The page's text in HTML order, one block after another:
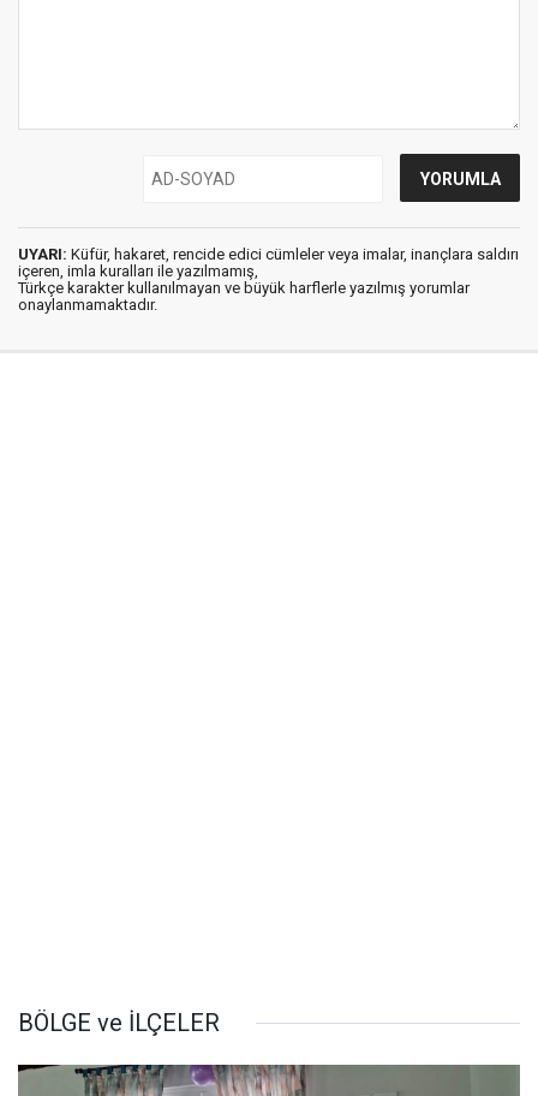
UYARI: Küfür, hakaret, rencide edici cümleler veya imalar, inançlara saldırı
içeren, imla kuralları ile yazılmamış,
Türkçe karakter kullanılmayan ve büyük harflerle yazılmış yorumlar
onaylanmamaktadır.
BÖLGE ve İLÇELER